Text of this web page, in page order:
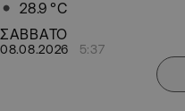
28.9 °C
ΣΑΒΒΑΤΟ
08.08.2026 5:37